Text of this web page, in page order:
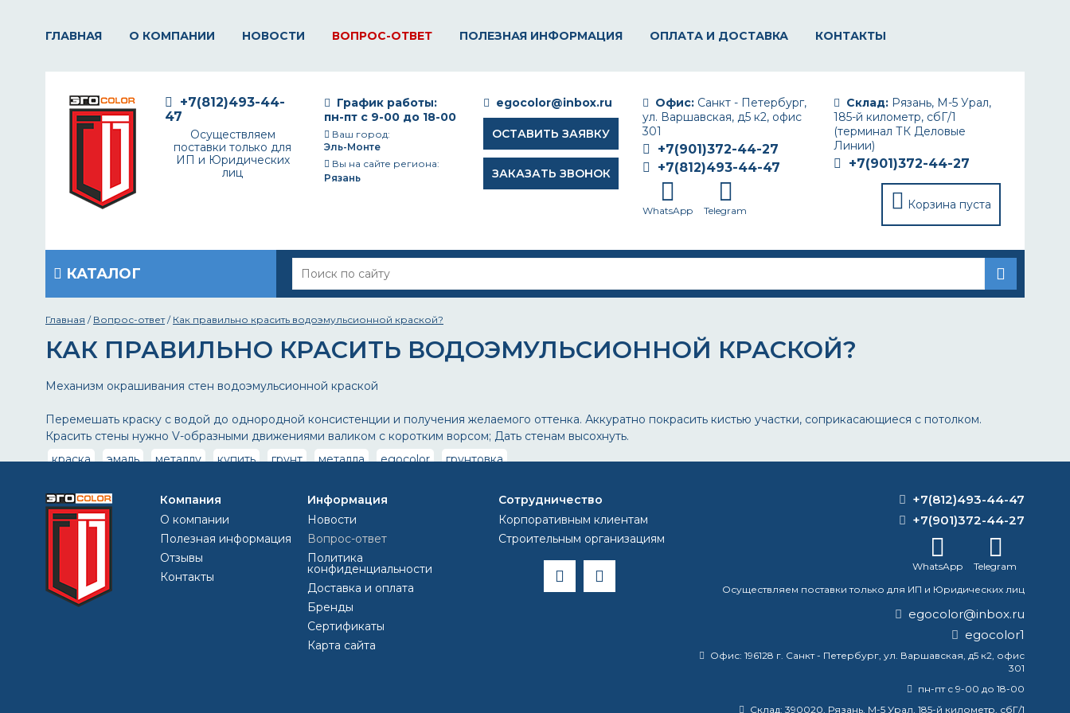
ГЛАВНАЯ О КОМПАНИИ НОВОСТИ ВОПРОС-ОТВЕТ ПОЛЕЗНАЯ ИНФОРМАЦИЯ ОПЛАТА И ДОСТАВКА КОНТАКТЫ
Склад: Рязань, М-5 Урал,
185-й километр, сбГ/1
(терминал ТК Деловые
Линии)
+7(901)372-44-27
Корзина пуста
Офис: Санкт - Петербург,
ул. Варшавская, д5 к2, офис
301
+7(901)372-44-27
+7(812)493-44-47
WhatsApp Telegram
egocolor@inbox.ru
ОСТАВИТЬ ЗАЯВКУ
ЗАКАЗАТЬ ЗВОНОК
График работы:
пн-пт с 9-00 до 18-00
Ваш город:
Эль-Монте
Вы на сайте региона:
Рязань
+7(812)493-44-
47
Осуществляем
поставки только для
ИП и Юридических
лиц
КАТАЛОГ
Главная / Вопрос-ответ / Как правильно красить водоэмульсионной краской?
КАК ПРАВИЛЬНО КРАСИТЬ ВОДОЭМУЛЬСИОННОЙ КРАСКОЙ?
Механизм окрашивания стен водоэмульсионной краской
Перемешать краску с водой до однородной консистенции и получения желаемого оттенка. Аккуратно покрасить кистью участки, соприкасающиеся с потолком.
Красить стены нужно V-образными движениями валиком с коротким ворсом; Дать стенам высохнуть.
краска
эмаль металлу купить грунт металла egocolor грунтовка
Компания
О компании
Полезная информация
Отзывы
Контакты
Информация
Новости
Вопрос-ответ
Политика
конфиденциальности
Доставка и оплата
Бренды
Сертификаты
Карта сайта
Сотрудничество
Корпоративным клиентам
Строительным организациям
+7(812)493-44-47
+7(901)372-44-27
WhatsApp
Telegram
Осуществляем поставки только для ИП и Юридических лиц
egocolor@inbox.ru
egocolor1
Офис: 196128 г. Санкт - Петербург, ул. Варшавская, д5 к2, офис
301
пн-пт с 9-00 до 18-00
Склад: 390020, Рязань, М-5 Урал, 185-й километр, сбГ/1